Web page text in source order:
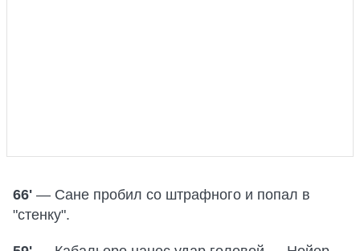
66' — Сане пробил со штрафного и попал в
"стенку".